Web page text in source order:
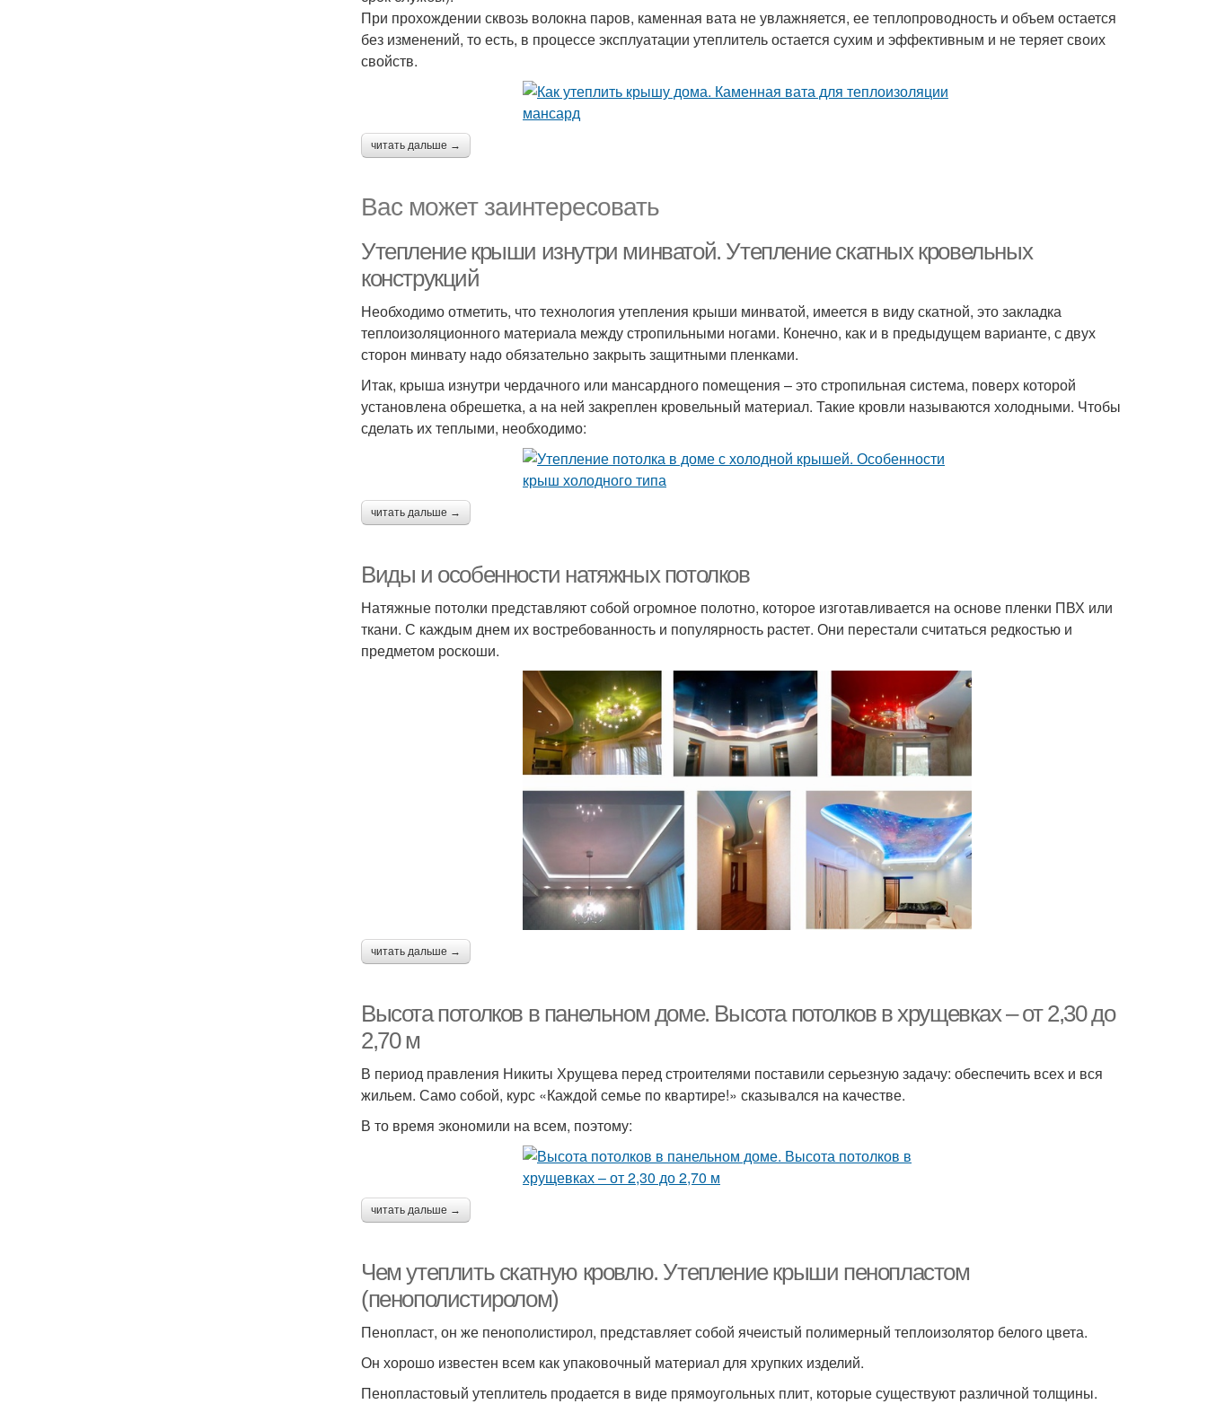
При прохождении сквозь волокна паров, каменная вата не увлажняется, ее теплопроводность и объем остается
без изменений, то есть, в процессе эксплуатации утеплитель остается сухим и эффективным и не теряет своих
свойств.
читать дальше →
Вас может заинтересовать
Утепление крыши изнутри минватой. Утепление скатных кровельных
конструкций
Необходимо отметить, что технология утепления крыши минватой, имеется в виду скатной, это закладка
теплоизоляционного материала между стропильными ногами. Конечно, как и в предыдущем варианте, с двух
сторон минвату надо обязательно закрыть защитными пленками.
Итак, крыша изнутри чердачного или мансардного помещения – это стропильная система, поверх которой
установлена обрешетка, а на ней закреплен кровельный материал. Такие кровли называются холодными. Чтобы
сделать их теплыми, необходимо:
читать дальше →
Виды и особенности натяжных потолков
Натяжные потолки представляют собой огромное полотно, которое изготавливается на основе пленки ПВХ или
ткани. С каждым днем их востребованность и популярность растет. Они перестали считаться редкостью и
предметом роскоши.
читать дальше →
Высота потолков в панельном доме. Высота потолков в хрущевках – от 2,30 до
2,70 м
В период правления Никиты Хрущева перед строителями поставили серьезную задачу: обеспечить всех и вся
жильем. Само собой, курс «Каждой семье по квартире!» сказывался на качестве.
В то время экономили на всем, поэтому:
читать дальше →
Чем утеплить скатную кровлю. Утепление крыши пенопластом
(пенополистиролом)
Пенопласт, он же пенополистирол, представляет собой ячеистый полимерный теплоизолятор белого цвета.
Он хорошо известен всем как упаковочный материал для хрупких изделий.
Пенопластовый утеплитель продается в виде прямоугольных плит, которые существуют различной толщины.